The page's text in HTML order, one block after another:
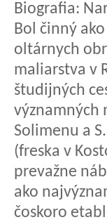
Biografia:
Bol činný
oltárnych
maliarstva v
študijných
významných
Solimenu a
(freska v
prevažne
ako
čoskoro